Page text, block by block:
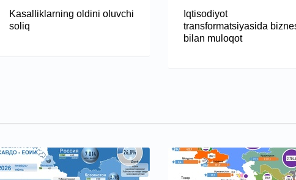
Kasalliklarning oldini oluvchi
soliq
Iqtisodiyot
transformatsiyasida
bilan muloqot